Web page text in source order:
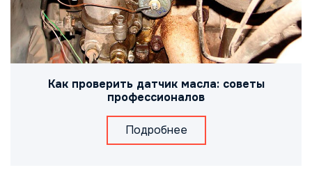
Как проверить датчик масла: советы
профессионалов
Подробнее